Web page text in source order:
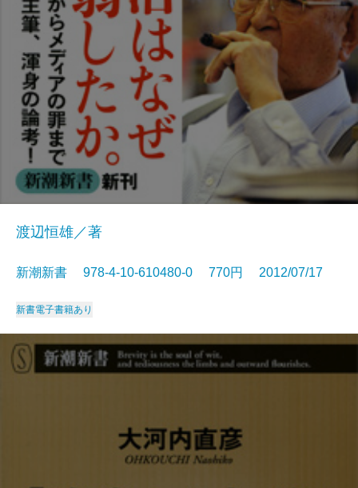
渡辺恒雄／著
新潮新書 978-4-10-610480-0 770円 2012/07/17
新書電子書籍あり